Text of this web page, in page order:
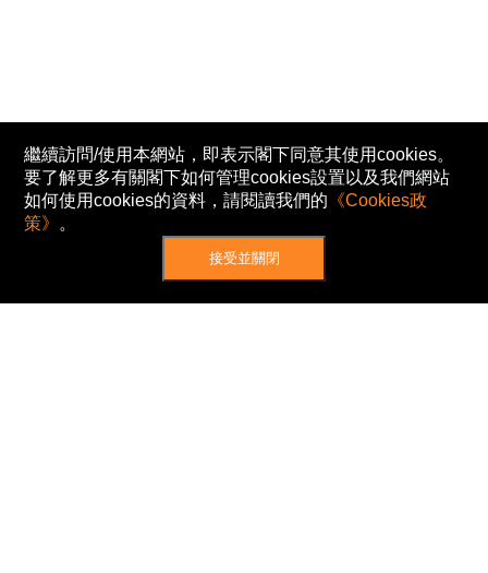
繼續訪問/使用本網站，即表示閣下同意其使用cookies。
要了解更多有關閣下如何管理cookies設置以及我們網站
如何使用cookies的資料，請閱讀我們的 《Cookies政
策》 。
接受並關閉